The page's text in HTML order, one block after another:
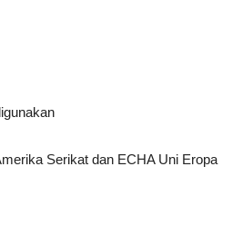
Serikat dan ECHA Uni Eropa